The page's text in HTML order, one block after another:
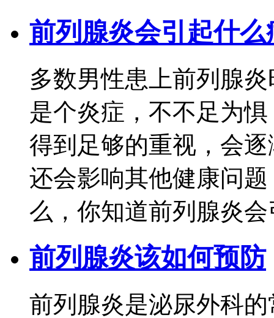
前列腺炎会引起什么
多数男性患上前列腺
是个炎症，不不足为
得到足够的重视，会
还会影响其他健康问
么，你知道前列腺炎
前列腺炎该如何预防
前列腺炎是泌尿外科